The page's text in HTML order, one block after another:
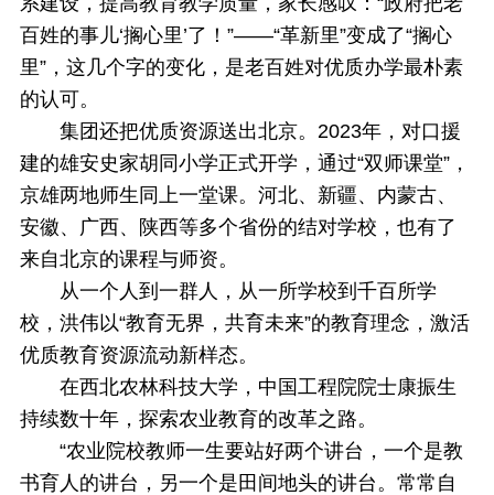
百姓的事儿‘搁心里’了！”——“革新里”变成了“搁心
里”，这几个字的变化，是老百姓对优质办学最朴素
的认可。
集团还把优质资源送出北京。2023年，对口援
建的雄安史家胡同小学正式开学，通过“双师课堂”，
京雄两地师生同上一堂课。河北、新疆、内蒙古、
安徽、广西、陕西等多个省份的结对学校，也有了
来自北京的课程与师资。
从一个人到一群人，从一所学校到千百所学
校，洪伟以“教育无界，共育未来”的教育理念，激活
优质教育资源流动新样态。
在西北农林科技大学，中国工程院院士康振生
持续数十年，探索农业教育的改革之路。
“农业院校教师一生要站好两个讲台，一个是教
书育人的讲台，另一个是田间地头的讲台。常常自